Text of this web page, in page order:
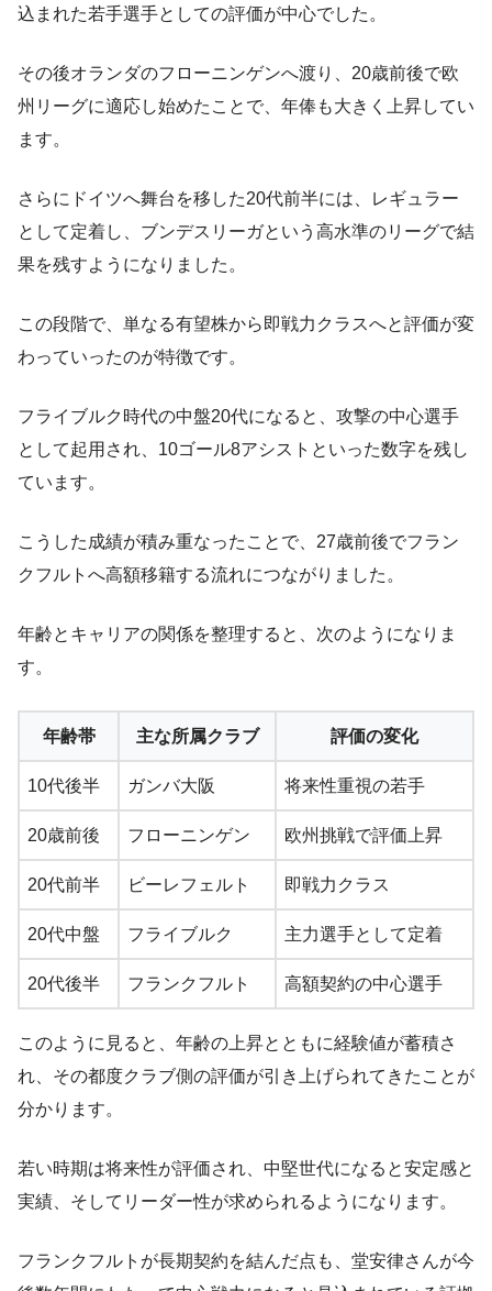
込まれた若手選手としての評価が中心でした。
その後オランダのフローニンゲンへ渡り、20歳前後で欧
州リーグに適応し始めたことで、年俸も大きく上昇してい
ます。
さらにドイツへ舞台を移した20代前半には、レギュラー
として定着し、ブンデスリーガという高水準のリーグで結
果を残すようになりました。
この段階で、単なる有望株から即戦力クラスへと評価が変
わっていったのが特徴です。
フライブルク時代の中盤20代になると、攻撃の中心選手
として起用され、10ゴール8アシストといった数字を残し
ています。
こうした成績が積み重なったことで、27歳前後でフラン
クフルトへ高額移籍する流れにつながりました。
年齢とキャリアの関係を整理すると、次のようになりま
す。
年齢帯 主な所属クラブ 評価の変化
10代後半 ガンバ大阪 将来性重視の若手
20歳前後 フローニンゲン 欧州挑戦で評価上昇
20代前半 ビーレフェルト 即戦力クラス
20代中盤 フライブルク 主力選手として定着
20代後半 フランクフルト 高額契約の中心選手
このように見ると、年齢の上昇とともに経験値が蓄積さ
れ、その都度クラブ側の評価が引き上げられてきたことが
分かります。
若い時期は将来性が評価され、中堅世代になると安定感と
実績、そしてリーダー性が求められるようになります。
フランクフルトが長期契約を結んだ点も、堂安律さんが今